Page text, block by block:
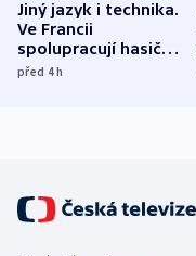
Jiný jazyk i technika.
Ve Francii
spolupracují hasiči z
různých zemí
před 4h